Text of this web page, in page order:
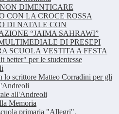
DIMENTICARE
CON LA CROCE ROSSA
DI NATALE CON
“JAIMA SAHRAWI”
DI PRESEPI
SCUOLA VESTITA A FESTA
better" per le studentesse
lo scrittore Matteo Corradini per gli
all'Andreoli
Memoria
primaria "Allegri".